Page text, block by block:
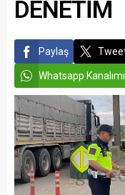
DENETİM
Paylaş
Whatsapp